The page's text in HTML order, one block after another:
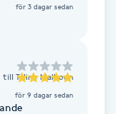
för 3 dagar sedan
till Taline Malkoun
för 9 dagar sedan